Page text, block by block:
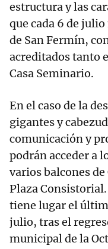
estructura y las
que cada 6 de
de San Fermín,
acreditados tanto
Casa Seminario.
En el caso de la
gigantes y
comunicación y
podrán acceder a
varios balcones
Plaza
tiene lugar el
julio, tras el
municipal de la